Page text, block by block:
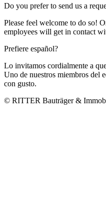
Do you prefer to send us a
Please feel welcome to do so!
employees will get in contact
Prefiere español?
Lo invitamos cordialmente a
Uno de nuestros miembros del
con gusto.
© RITTER Bauträger &